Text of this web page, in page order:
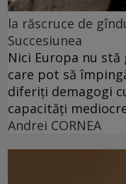
la răscruce de
Succesiunea
Nici Europa nu
care pot să
diferiți demagogi
capacități
Andrei CORNEA